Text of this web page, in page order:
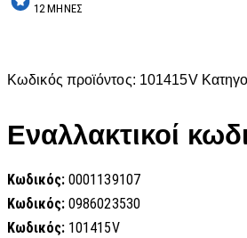
12 ΜΗΝΕΣ
Κωδικός προϊόντος: 101415V
Εναλλακτικοί
Κωδικός: 0001139107
Κωδικός: 0986023530
Κωδικός: 101415V